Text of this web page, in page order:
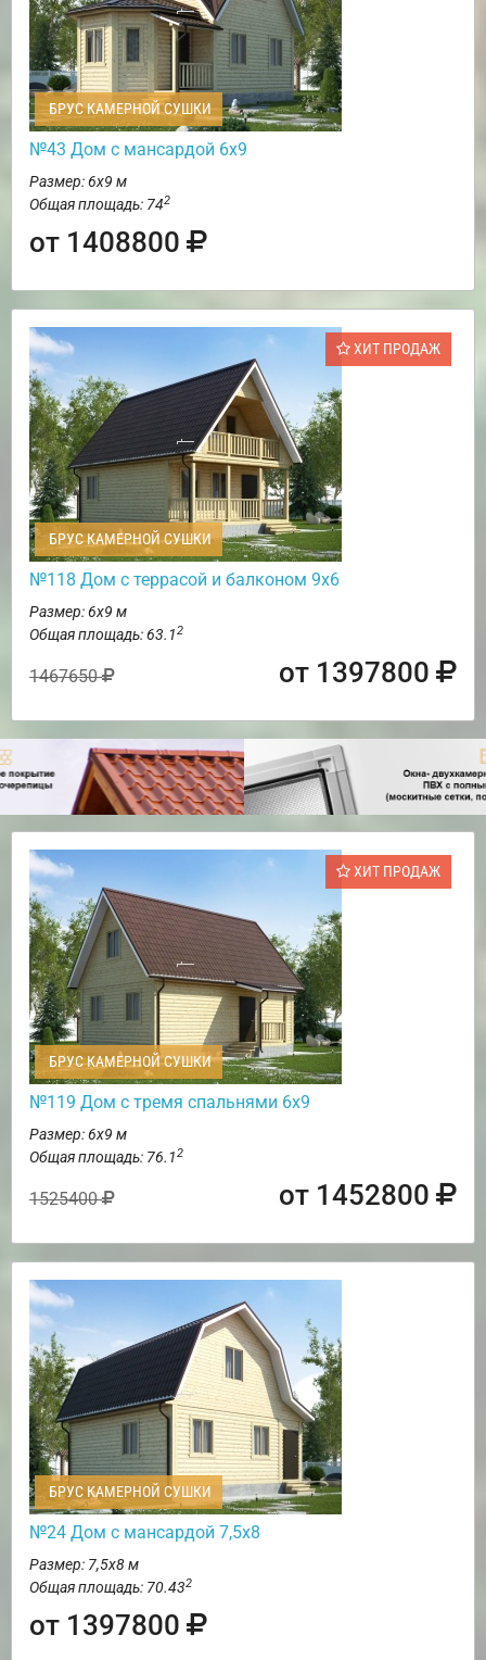
БРУС КАМЕРНОЙ СУШКИ
№43 Дом с мансардой 6х9
Размер: 6х9 м
Общая площадь: 742
от 1408800
ХИТ ПРОДАЖ
БРУС КАМЕРНОЙ СУШКИ
№118 Дом с террасой и балконом 9х6
Размер: 6х9 м
Общая площадь: 63.12
1467650 от 1397800
ХИТ ПРОДАЖ
БРУС КАМЕРНОЙ СУШКИ
№119 Дом с тремя спальнями 6х9
Размер: 6х9 м
Общая площадь: 76.12
1525400 от 1452800
БРУС КАМЕРНОЙ СУШКИ
№24 Дом с мансардой 7,5х8
Размер: 7,5х8 м
Общая площадь: 70.432
от 1397800